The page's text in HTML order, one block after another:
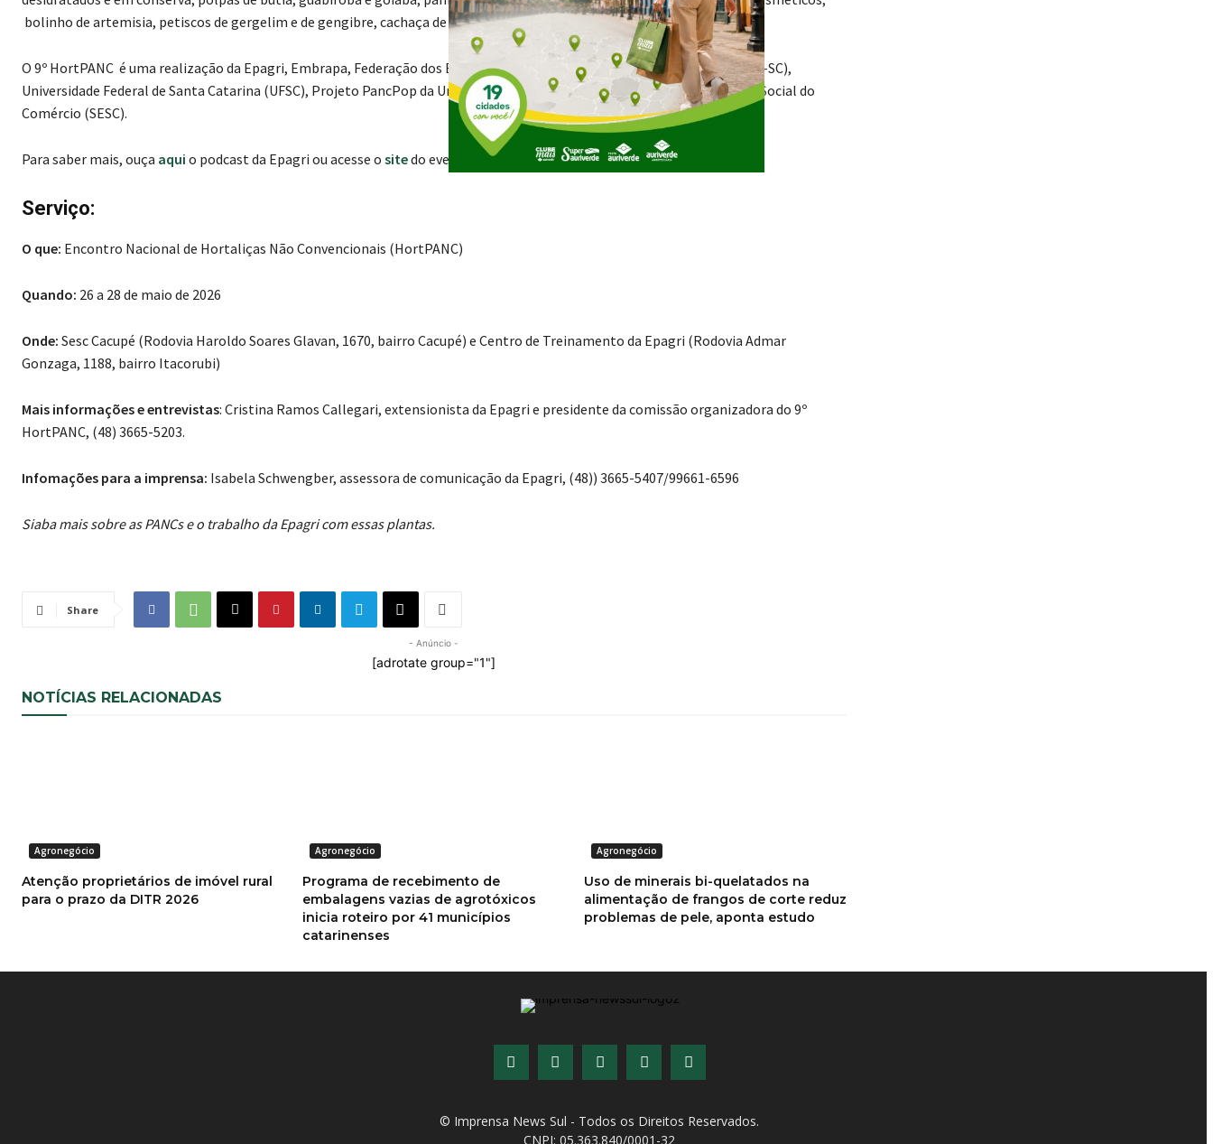
bolinho de artemisia, petiscos de gergelim e de gengibre, cachaça de pera, dentre outros.
O 9º HortPANC é uma realização da Epagri, Embrapa, Federação dos Engenheiros Agrônomos de Santa Catarina (Feagro-SC),
Universidade Federal de Santa Catarina (UFSC), Projeto PancPop da Universidade Federal do Rio Grande (FURG) e Serviço Social do
Comércio (SESC).
Para saber mais, ouça aqui o podcast da Epagri ou acesse o sitedo evento.
Serviço:
O que: Encontro Nacional de Hortaliças Não Convencionais (HortPANC)
Quando: 26 a 28 de maio de 2026
Onde: Sesc Cacupé (Rodovia Haroldo Soares Glavan, 1670, bairro Cacupé) e Centro de Treinamento da Epagri (Rodovia Admar
Gonzaga, 1188, bairro Itacorubi)
Mais informações e entrevistas: Cristina Ramos Callegari, extensionista da Epagri e presidente da comissão organizadora do 9º
HortPANC, (48) 3665-5203.
Infomações para a imprensa: Isabela Schwengber, assessora de comunicação da Epagri, (48)) 3665-5407/99661-6596
Siaba mais sobre as PANCs e o trabalho da Epagri com essas plantas.
Share
- Anúncio -
[adrotate group="1"]
NOTÍCIAS RELACIONADAS
Agronegócio
Atenção proprietários de imóvel rural
para o prazo da DITR 2026
Agronegócio
Programa de recebimento de
embalagens vazias de agrotóxicos
inicia roteiro por 41 municípios
catarinenses
Agronegócio
Uso de minerais bi-quelatados na
alimentação de frangos de corte reduz
problemas de pele, aponta estudo
© Imprensa News Sul - Todos os Direitos Reservados.
CNPJ: 05.363.840/0001-32